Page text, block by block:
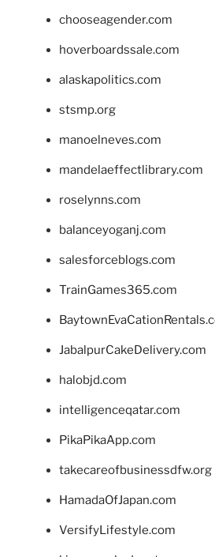
chooseagender.com
hoverboardssale.com
alaskapolitics.com
stsmp.org
manoelneves.com
mandelaeffectlibrary.com
roselynns.com
balanceyoganj.com
salesforceblogs.com
TrainGames365.com
JabalpurCakeDelivery.com
halobjd.com
intelligenceqatar.com
PikaPikaApp.com
takecareofbusinessdfw.org
HamadaOfJapan.com
VersifyLifestyle.com